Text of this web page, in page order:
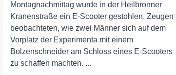
Montagnachmittag wurde in der Heilbronner
Kranenstraße ein E-Scooter gestohlen. Zeugen
beobachteten, wie zwei Männer sich auf dem
Vorplatz der Experimenta mit einem
Bolzenschneider am Schloss eines E-Scooters
zu schaffen machten. ...